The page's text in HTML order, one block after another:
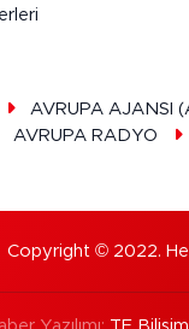
AVRUPA AJANSI
AVRUPA RADYO
Copyright © 2022. Her